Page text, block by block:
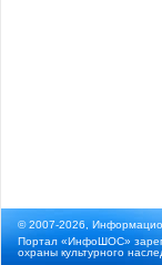
© 2007-2026,
Портал «ИнфоШОС»
охраны культурного